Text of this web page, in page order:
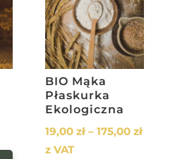
BIO Mąka
Płaskurka
Ekologiczna
19,00zł – 175,00złZakres
z VAT